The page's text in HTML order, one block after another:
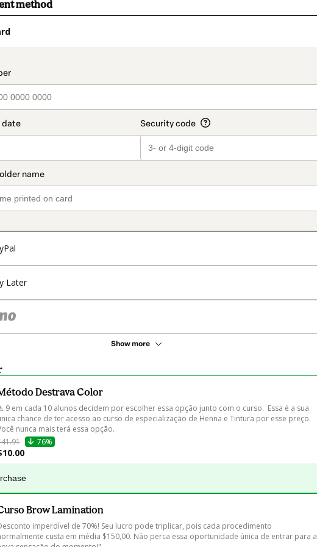
method
Later
Show more
Destrava Color
9 em cada 10 alunos decidem por escolher essa opção junto com o curso.  Essa é a sua
chance de ter acesso ao curso de especialização de Henna e Tintura por esse preço.
nunca mais terá essa opção.
76%
Brow Lamination
imperdível de 70%! Seu lucro pode triplicar, pois cada procedimento
custa em média $150,00. Não perca essa oportunidade única de entrar para a